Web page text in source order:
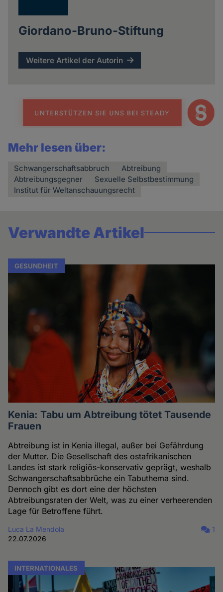
Giordano-Bruno-Stiftung
Weitere Artikel der Autorin
Mehr lesen über:
Schwangerschaftsabbruch
Abtreibung
Abtreibungsgegner
Sexuelle Selbstbestimmung
Institut für Weltanschauungsrecht
Verwandte Artikel
GESUNDHEIT
Kenia: Tabu um Abtreibung tötet Tausende
Frauen
Abtreibung ist in Kenia illegal, außer bei Gefährdung
der Mutter. Die Gesellschaft des ostafrikanischen
Landes ist stark religiös-konservativ geprägt, weshalb
Schwangerschaftsabbrüche ein Tabuthema sind.
Dennoch gibt es dort eine der höchsten
Abtreibungsraten der Welt, was zu einer verheerenden
Lage für Betroffene führt.
Luca La Mendola
22.07.2026
1
INTERNATIONALES